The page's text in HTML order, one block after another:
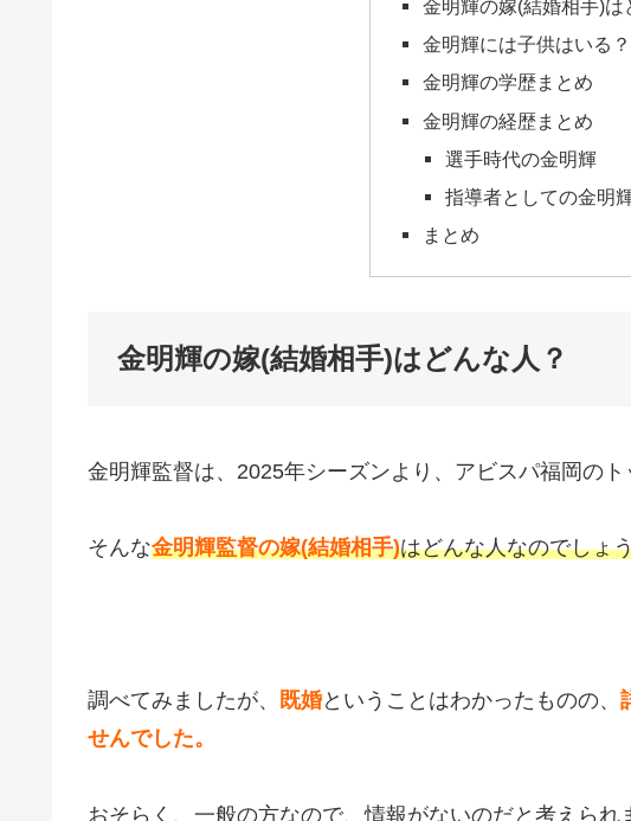
金明輝の嫁(結婚相手)は
金明輝には子供はいる？
金明輝の学歴まとめ
金明輝の経歴まとめ
選手時代の金明輝
指導者としての金明
まとめ
金明輝の嫁(結婚相手)はどんな人？
金明輝監督は、2025年シーズンより、アビスパ福岡のト
そんな金明輝監督の嫁(結婚相手)はどんな人なのでしょ
調べてみましたが、 既婚ということはわかったものの、
せんでした。
おそらく、一般の方なので、情報がないのだと考えられ